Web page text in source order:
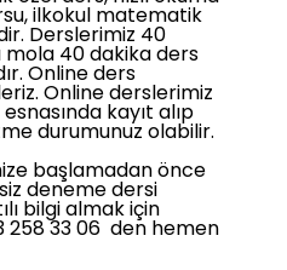
ilkokul matematik
Derslerimiz 40
mola 40 dakika ders
Online ders
Online derslerimiz
kayıt alıp
durumunuz olabilir.
başlamadan önce
deneme dersi
bilgi almak için
258 33 06 den hemen